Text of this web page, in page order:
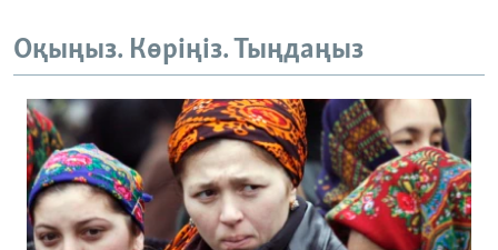
Оқыңыз. Көріңіз. Тыңдаңыз